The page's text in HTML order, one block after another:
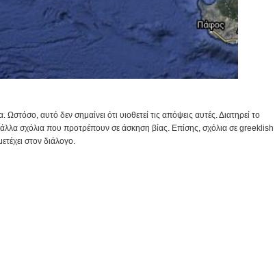
αυτό δεν σημαίνει ότι υιοθετεί τις απόψεις αυτές. Διατηρεί το
άλλα σχόλια που προτρέπουν σε άσκηση βίας. Επίσης, σχόλια σε greeklish
στον διάλογο.